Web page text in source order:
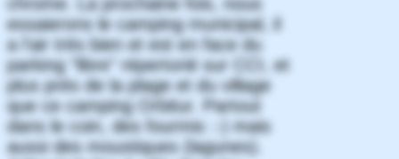
essaierons le camping municipal, il
a l'air très bien et est en face du
parking "libre" répertorié sur CCI, et
plus près de la plage et du village
que ce camping Orbitur. Partout
dans le coin, des fourmis :-) mais
aussi des moustiques (lagunes).